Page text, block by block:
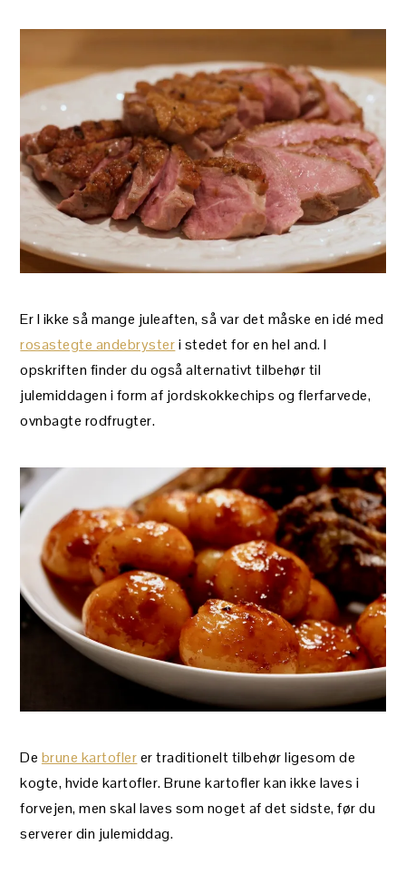
Er I ikke så mange juleaften, så var det måske en idé med
rosastegte andebrysteri stedet for en hel and. I
opskriften finder du også alternativt tilbehør til
julemiddagen i form af jordskokkechips og flerfarvede,
ovnbagte rodfrugter.
De brune kartoflerer traditionelt tilbehør ligesom de
kogte, hvide kartofler. Brune kartofler kan ikke laves i
forvejen, men skal laves som noget af det sidste, før du
serverer din julemiddag.